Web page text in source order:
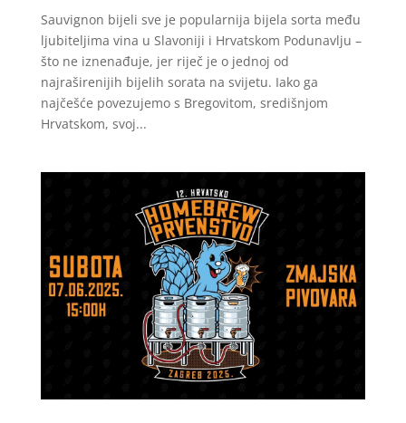
Sauvignon bijeli sve je popularnija bijela sorta među
ljubiteljima vina u Slavoniji i Hrvatskom Podunavlju –
što ne iznenađuje, jer riječ je o jednoj od
najraširenijih bijelih sorata na svijetu. Iako ga
najčešće povezujemo s Bregovitom, središnjom
Hrvatskom, svoj...